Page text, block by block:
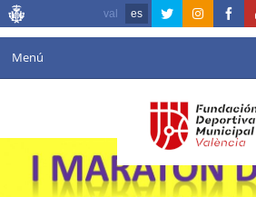
val es
Menú
Agenda
Instalaciones